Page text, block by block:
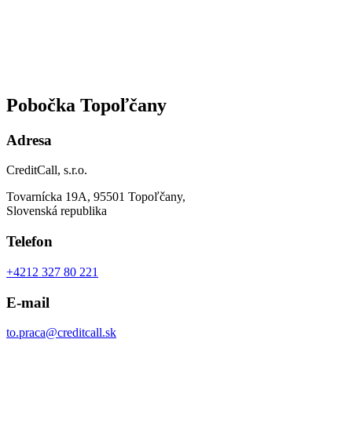
Pobočka Topoľčany
Adresa
CreditCall, s.r.o.
Tovarnícka 19A, 95501 Topoľčany,
Slovenská republika
Telefon
+4212 327 80 221
E-mail
to.praca@creditcall.sk